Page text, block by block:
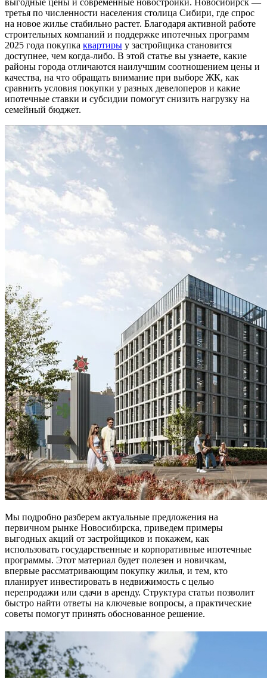
третья по численности населения столица Сибири, где спрос
на новое жилье стабильно растет. Благодаря активной работе
строительных компаний и поддержке ипотечных программ
2025 года покупка квартиры у застройщика становится
доступнее, чем когда-либо. В этой статье вы узнаете, какие
районы города отличаются наилучшим соотношением цены и
качества, на что обращать внимание при выборе ЖК, как
сравнить условия покупки у разных девелоперов и какие
ипотечные ставки и субсидии помогут снизить нагрузку на
семейный бюджет.
Мы подробно разберем актуальные предложения на
первичном рынке Новосибирска, приведем примеры
выгодных акций от застройщиков и покажем, как
использовать государственные и корпоративные ипотечные
программы. Этот материал будет полезен и новичкам,
впервые рассматривающим покупку жилья, и тем, кто
планирует инвестировать в недвижимость с целью
перепродажи или сдачи в аренду. Структура статьи позволит
быстро найти ответы на ключевые вопросы, а практические
советы помогут принять обоснованное решение.